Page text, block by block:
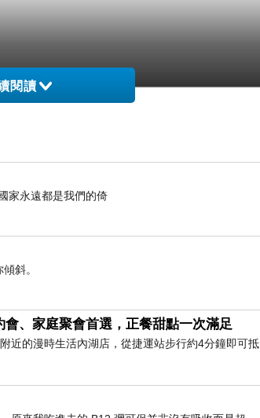
閱讀
家永遠都是我們的倚
斜。
會、家庭聚會首選，正餐甜點一次滿足
近的漫時生活內湖店，從捷運站步行約4分鐘即可抵